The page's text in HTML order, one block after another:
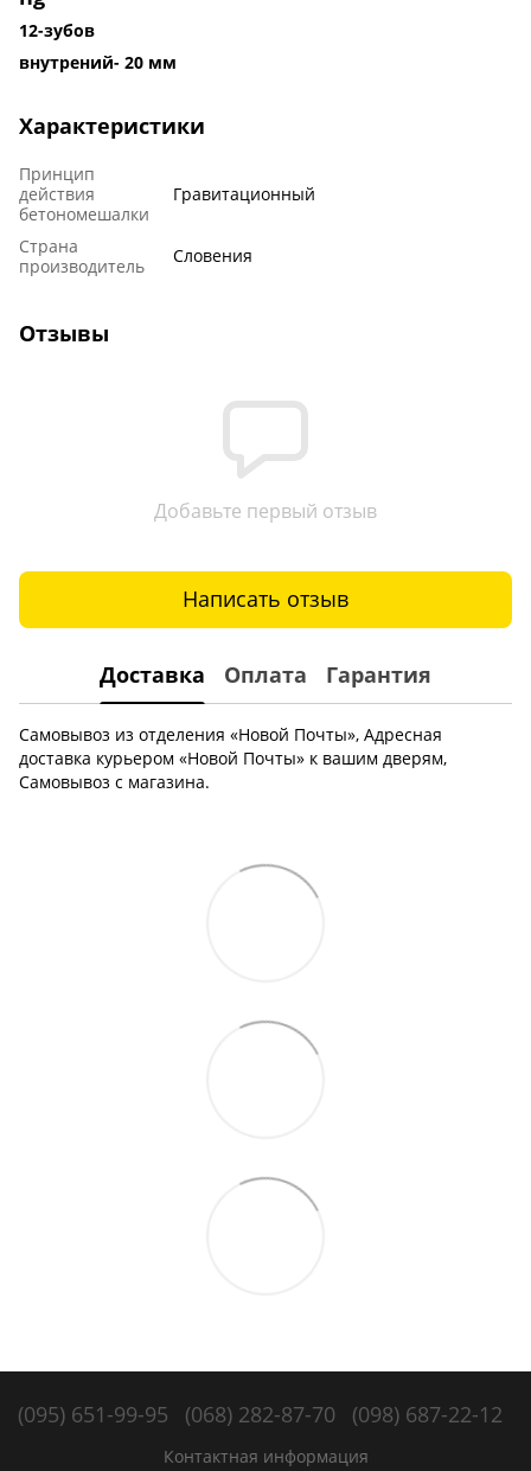
12-зубов
внутрений- 20 мм
Характеристики
Принцип
действия
бетономешалки
Гравитационный
Страна
производитель
Словения
Отзывы
Добавьте первый отзыв
Написать отзыв
Доставка Оплата Гарантия
Самовывоз из отделения «Новой Почты», Адресная
доставка курьером «Новой Почты» к вашим дверям,
Самовывоз с магазина.
(095) 651-99-95 (068) 282-87-70 (098) 687-22-12
Контактная информация